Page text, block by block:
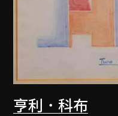
亨利．科布